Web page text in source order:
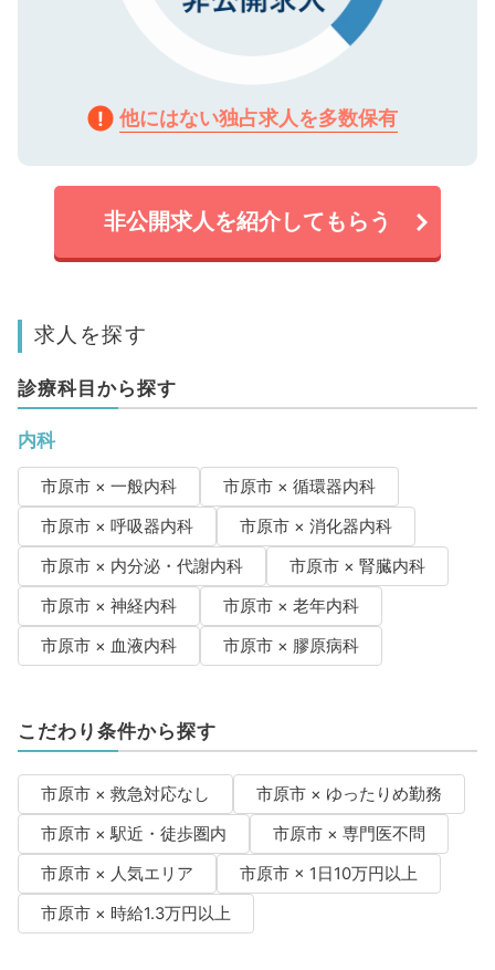
他にはない独占求人を多数保有
非公開求人を紹介してもらう
求人を探す
診療科目から探す
内科
市原市 × 一般内科
市原市 × 循環器内科
市原市 × 呼吸器内科
市原市 × 消化器内科
市原市 × 内分泌・代謝内科
市原市 × 腎臓内科
市原市 × 神経内科
市原市 × 老年内科
市原市 × 血液内科
市原市 × 膠原病科
こだわり条件から探す
市原市 × 救急対応なし
市原市 × ゆったりめ勤務
市原市 × 駅近・徒歩圏内
市原市 × 専門医不問
市原市 × 人気エリア
市原市 × 1日10万円以上
市原市 × 時給1.3万円以上